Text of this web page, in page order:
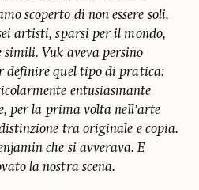
scoperto di non essere soli.
artisti, sparsi per il mondo,
simili. Vuk aveva persino
definire quel tipo di pratica:
entusiasmante
per la prima volta nell’arte
tra originale e copia.
che si avverava. E
la nostra scena.